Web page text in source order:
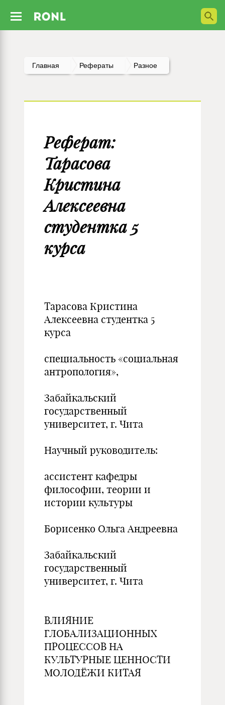
Главная Рефераты Разное
Реферат:
Тарасова
Кристина
Алексеевна
студентка 5
курса
Тарасова Кристина
Алексеевна студентка 5
курса
специальность «социальная
антропология»,
Забайкальский
государственный
университет, г. Чита
Научный руководитель:
ассистент кафедры
философии, теории и
истории культуры
Борисенко Ольга Андреевна
Забайкальский
государственный
университет, г. Чита
ВЛИЯНИЕ
ГЛОБАЛИЗАЦИОННЫХ
ПРОЦЕССОВ НА
КУЛЬТУРНЫЕ ЦЕННОСТИ
МОЛОДЁЖИ КИТАЯ